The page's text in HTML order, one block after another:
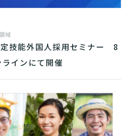
域
技能外国人採用セミナー 8
インにて開催